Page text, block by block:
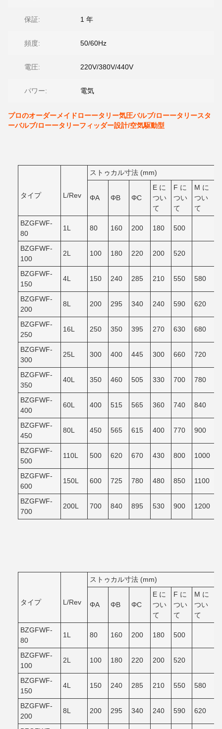
保証: 1 年
頻度: 50/60Hz
電圧: 220V/380V/440V
パワー: 電気
プロのオーダーメイドローータリー気圧バルブ/ローータリースタ
ーバルブ/ローータリーフィッダー設計/空気駆動型
タイプ L/Rev
ストゥカル寸法 (mm)
ΦA ΦB ΦC
E に
つい
て
F に
つい
て
M に
つい
て
BZGFWF-
80
1L 80 160 200 180 500
BZGFWF-
100
2L 100 180 220 200 520
BZGFWF-
150
4L 150 240 285 210 550 580
BZGFWF-
200
8L 200 295 340 240 590 620
BZGFWF-
250
16L 250 350 395 270 630 680
BZGFWF-
300
25L 300 400 445 300 660 720
BZGFWF-
350
40L 350 460 505 330 700 780
BZGFWF-
400
60L 400 515 565 360 740 840
BZGFWF-
450
80L 450 565 615 400 770 900
BZGFWF-
500
110L 500 620 670 430 800 1000
BZGFWF-
600
150L 600 725 780 480 850 1100
BZGFWF-
700
200L 700 840 895 530 900 1200
タイプ L/Rev
ストゥカル寸法 (mm)
ΦA ΦB ΦC
E に
つい
て
F に
つい
て
M に
つい
て
BZGFWF-
80
1L 80 160 200 180 500
BZGFWF-
100
2L 100 180 220 200 520
BZGFWF-
150
4L 150 240 285 210 550 580
BZGFWF-
200
8L 200 295 340 240 590 620